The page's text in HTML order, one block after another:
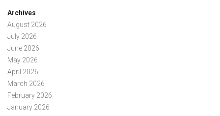
Archives
August 2026
July 2026
June 2026
May 2026
April 2026
March 2026
February 2026
January 2026